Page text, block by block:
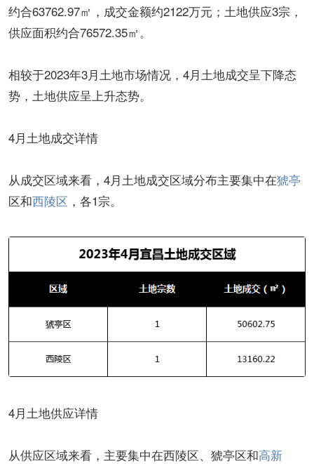
约合63762.97㎡，成交金额约2122万元；土地供应3宗，
供应面积约合76572.35㎡。
相较于2023年3月土地市场情况，4月土地成交呈下降态
势，土地供应呈上升态势。
4月土地成交详情
从成交区域来看，4月土地成交区域分布主要集中在猇亭
区和西陵区 ，各1宗。
4月土地供应详情
从供应区域来看，主要集中在西陵区、猇亭区和高新